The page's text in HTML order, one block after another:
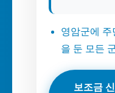
영암군에 주
을 둔 모든
보조금